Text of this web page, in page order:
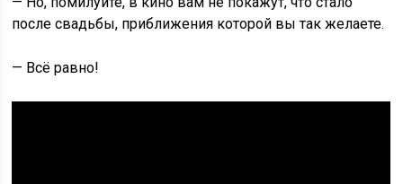
после свадьбы, приближения которой вы так желаете.
— Всё равно!